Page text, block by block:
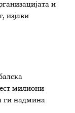
и
изјави
милиони
ги надмина